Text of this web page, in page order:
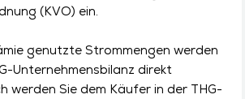
(KVO) ein.
genutzte Strommengen werden
Unternehmensbilanz direkt
werden Sie dem Käufer in der THG-